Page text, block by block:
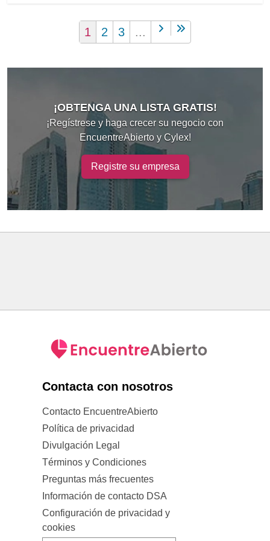
1 2 3 ...
¡OBTENGA UNA LISTA GRATIS!
¡Regístrese y haga crecer su negocio con
EncuentreAbierto y Cylex!
Registre su empresa
Contacta con nosotros
Contacto EncuentreAbierto
Política de privacidad
Divulgación Legal
Términos y Condiciones
Preguntas más frecuentes
Información de contacto DSA
Configuración de privacidad y
cookies